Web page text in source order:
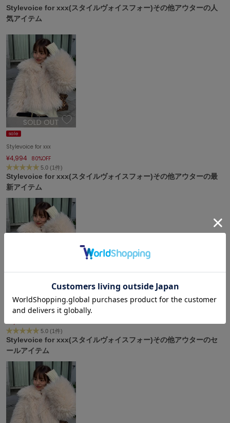
Ballelite
バレリット
BANDOLIER
バンドリヤー
Barbour
バブアー
Beyond Closet
ビヨンドクローゼット
Calvin Klein
カルバン・クライン
CELFORD
セルフォード
célon
セロン
Clarks Premium
クラークス
CONVERSE
DANSKIN
ダンスキン
EIMY ISTOIRE
エイミー イストワール
Stylevoice for xxx(スタイルヴォイスフォー)その他アウターの人
気アイテム
SOLD OUT
sale
Stylevoice for xxx
¥4,994 80%OFF
5.0 (1件)
Stylevoice for xxx(スタイルヴォイスフォー)その他アウターの最
新アイテム
SOLD OUT
sale
Stylevoice for xxx
¥4,994 80%OFF
5.0 (1件)
Stylevoice for xxx(スタイルヴォイスフォー)その他アウターのセ
ールアイテム